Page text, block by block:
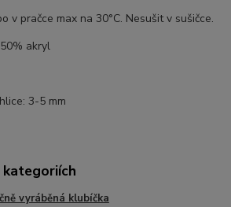
v pračce max na 30°C. Nesušit v sušičce.
akryl
3-5 mm
kategoriích
vyráběná klubíčka